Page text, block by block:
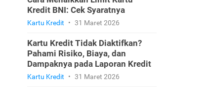
Kredit BNI: Cek Syaratnya
Kartu Kredit • 31 Maret 2026
Kartu Kredit Tidak Diaktifkan?
Pahami Risiko, Biaya, dan
Dampaknya pada Laporan Kredit
Kartu Kredit • 31 Maret 2026